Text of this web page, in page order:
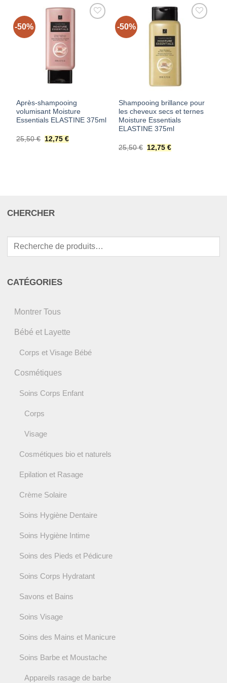
-50%
Après-shampooing
volumisant Moisture
Essentials ELASTINE 375ml
25,50€ Le
prix
12,75€Le
prix
-50%
AJOUTER
À MES
FAVORIS
Shampooing brillance pour
les cheveux secs et ternes
Moisture Essentials
ELASTINE 375ml
25,50€
Le
prix
12,75 €Le
prix
CHERCHER
Recherche
CATÉGORIES
Montrer Tous
Bébé et Layette
Corps et Visage Bébé
Cosmétiques
Soins Corps Enfant
Corps
Visage
Cosmétiques bio et naturels
Epilation et Rasage
Crème Solaire
Soins Hygiène Dentaire
Soins Hygiène Intime
Soins des Pieds et Pédicure
Soins Corps Hydratant
Savons et Bains
Soins Visage
Soins des Mains et Manicure
Soins Barbe et Moustache
Appareils rasage de barbe